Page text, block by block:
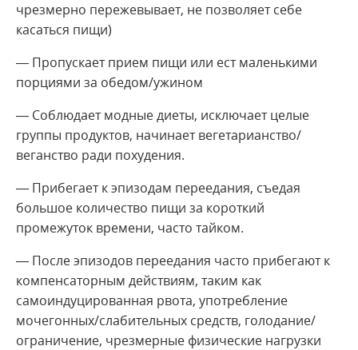
чрезмерно пережевывает, не позволяет себе
касаться пищи)
— Пропускает прием пищи или ест маленькими
порциями за обедом/ужином
— Соблюдает модные диеты, исключает целые
группы продуктов, начинает вегетарианство/
веганство ради похудения.
— Прибегает к эпизодам переедания, съедая
большое количество пищи за короткий
промежуток времени, часто тайком.
— После эпизодов переедания часто прибегают к
компенсаторным действиям, таким как
самоиндуцированная рвота, употребление
мочегонных/слабительных средств, голодание/
ограничение, чрезмерные физические нагрузки